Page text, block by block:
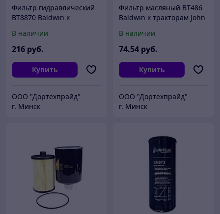
Фильтр гидравлический
BT8870 Baldwin к
8420, 8320, 8520,
8410/8200, New Holland.
В наличии
216 руб.
Купить
ООО "Дортехпрайд"
г. Минск
Фильтр масляный ВТ486
Baldwin к тракторам John
фильтра: P558329.
В наличии
74.54 руб.
Купить
ООО "Дортехпрайд"
г. Минск